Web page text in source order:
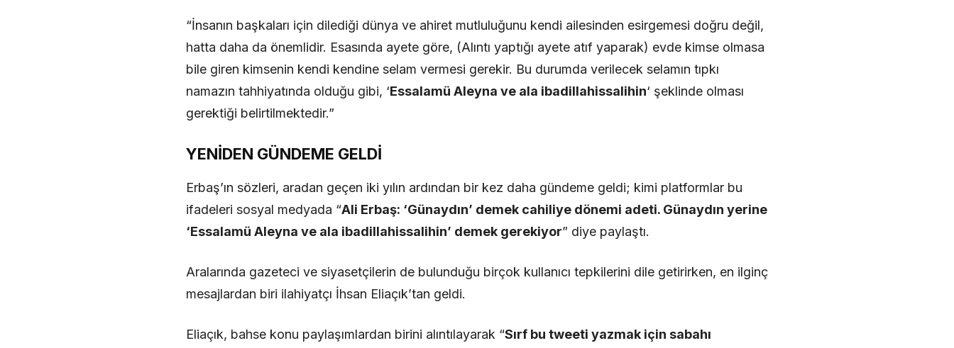
“İnsanın başkaları için dilediği dünya ve ahiret mutluluğunu kendi ailesinden esirgemesi doğru değil,
hatta daha da önemlidir. Esasında ayete göre, (Alıntı yaptığı ayete atıf yaparak) evde kimse olmasa
bile giren kimsenin kendi kendine selam vermesi gerekir. Bu durumda verilecek selamın tıpkı
namazın tahhiyatında olduğu gibi, ‘Essalamü Aleyna ve ala ibadillahissalihin‘ şeklinde olması
gerektiği belirtilmektedir.”
YENİDEN GÜNDEME GELDİ
Erbaş’ın sözleri, aradan geçen iki yılın ardından bir kez daha gündeme geldi; kimi platformlar bu
ifadeleri sosyal medyada “Ali Erbaş: ‘Günaydın’ demek cahiliye dönemi adeti. Günaydın yerine
‘Essalamü Aleyna ve ala ibadillahissalihin’ demek gerekiyor” diye paylaştı.
Aralarında gazeteci ve siyasetçilerin de bulunduğu birçok kullanıcı tepkilerini dile getirirken, en ilginç
mesajlardan biri ilahiyatçı İhsan Eliaçık’tan geldi.
Eliaçık, bahse konu paylaşımlardan birini alıntılayarak “Sırf bu tweeti yazmak için sabahı